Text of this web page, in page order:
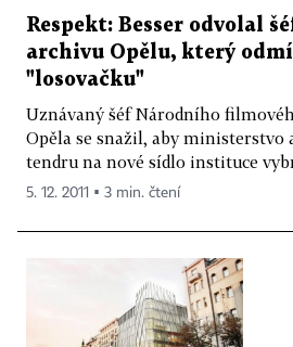
Respekt: Besser odvolal
archivu Opělu, který
"losovačku"
Uznávaný šéf Národního
Opěla se snažil, aby
tendru na nové sídlo instituce
5. 12. 2011 ▪ 3 min. čtení